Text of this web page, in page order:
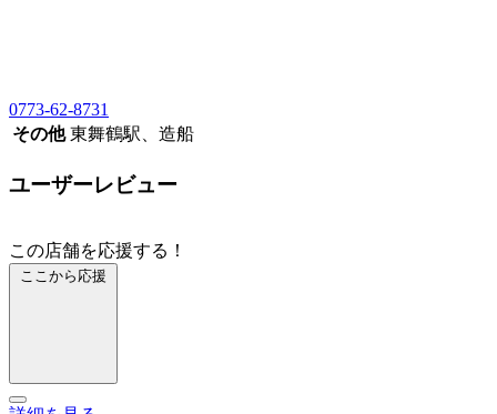
0773-62-8731
その他 東舞鶴駅、造船
ユーザーレビュー
この店舗を応援する！
ここから応援